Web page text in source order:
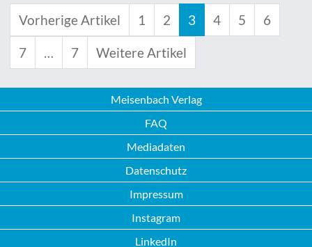
Vorherige Artikel 1 2 3 4 5 6
7 … 7 Weitere Artikel
Meisenbach Verlag
FAQ
Mediadaten
Datenschutz
Impressum
Instagram
LinkedIn